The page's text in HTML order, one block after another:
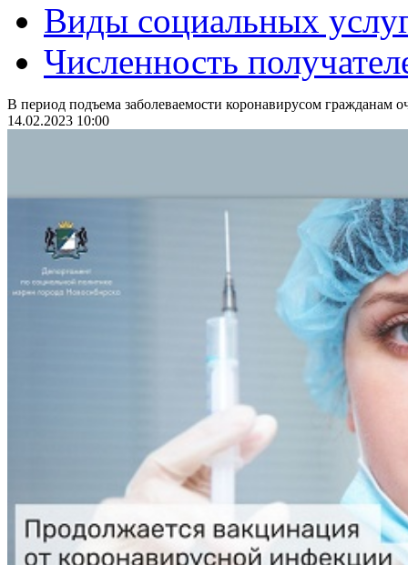
Виды социальных
Численность
В период подъема заболеваемости коронавирусом гражданам
14.02.2023 10:00